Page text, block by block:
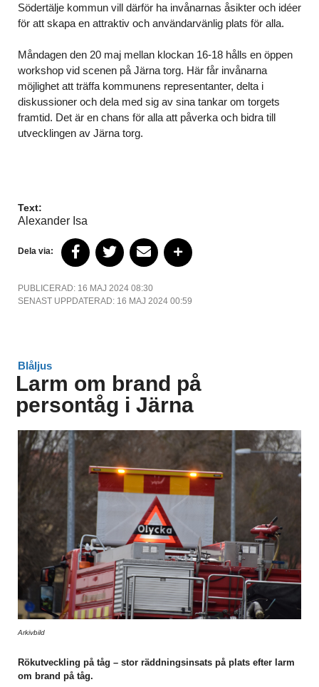
Södertälje kommun vill därför ha invånarnas åsikter och idéer
för att skapa en attraktiv och användarvänlig plats för alla.
Måndagen den 20 maj mellan klockan 16-18 hålls en öppen
workshop vid scenen på Järna torg. Här får invånarna
möjlighet att träffa kommunens representanter, delta i
diskussioner och dela med sig av sina tankar om torgets
framtid. Det är en chans för alla att påverka och bidra till
utvecklingen av Järna torg.
Text:
Alexander Isa
Dela via:
PUBLICERAD: 16 MAJ 2024 08:30
SENAST UPPDATERAD: 16 MAJ 2024 00:59
Blåljus
Larm om brand på
persontåg i Järna
Arkivbild
Rökutveckling på tåg – stor räddningsinsats på plats efter larm
om brand på tåg.